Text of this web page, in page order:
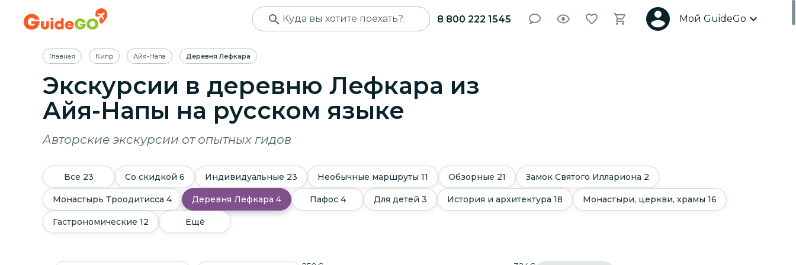
8 800 222 1545 Мой GuideGo
Главная Кипр Айя-Напа Деревня Лефкара
Экскурсии в деревню Лефкара из
Айя-Напы на русском языке
Авторские экскурсии от опытных гидов
Все 23 Со скидкой 6 Индивидуальные 23 Необычные маршруты 11 Обзорные 21 Замок Святого Иллариона 2
Монастырь Троодитисса 4 Деревня Лефкара 4 Пафос 4 Для детей 3 История и архитектура 18 Монастыри, церкви, храмы 16
Гастрономические 12 Ещё